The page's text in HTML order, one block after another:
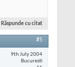
Răspunde cu citat
#5
9th July 2004
Bucuresti